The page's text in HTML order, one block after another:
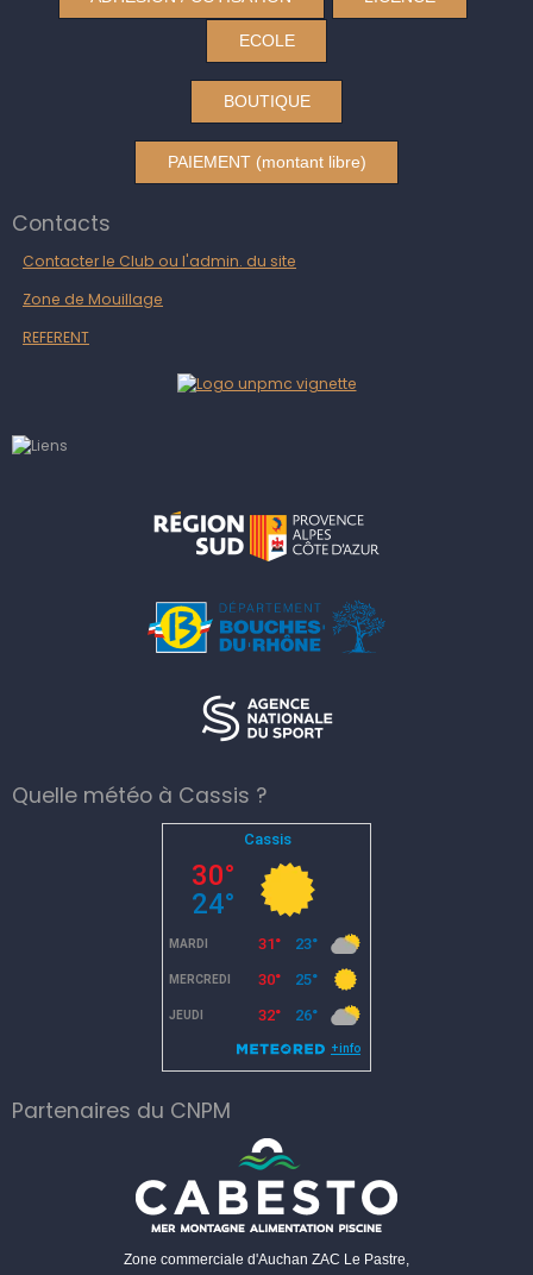
ECOLE
BOUTIQUE
PAIEMENT (montant libre)
Contacts
Contacter le Club ou l'admin. du site
Zone de Mouillage
REFERENT
Quelle météo à Cassis ?
Partenaires du CNPM
Zone commerciale d'Auchan ZAC Le Pastre,